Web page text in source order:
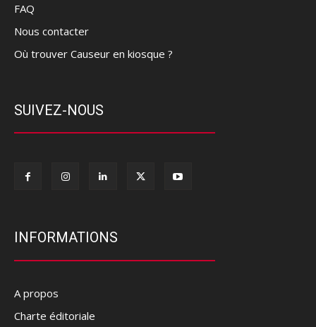
FAQ
Nous contacter
Où trouver Causeur en kiosque ?
SUIVEZ-NOUS
INFORMATIONS
A propos
Charte éditoriale